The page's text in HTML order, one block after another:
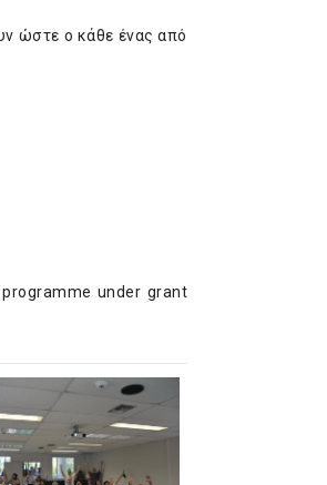
ώστε ο κάθε ένας από
under grant